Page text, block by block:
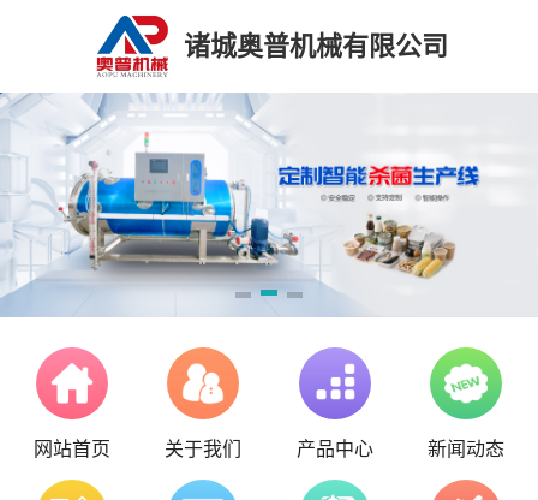
诸城奥普机械有限公司
网站首页 关于我们 产品中心 新闻动态